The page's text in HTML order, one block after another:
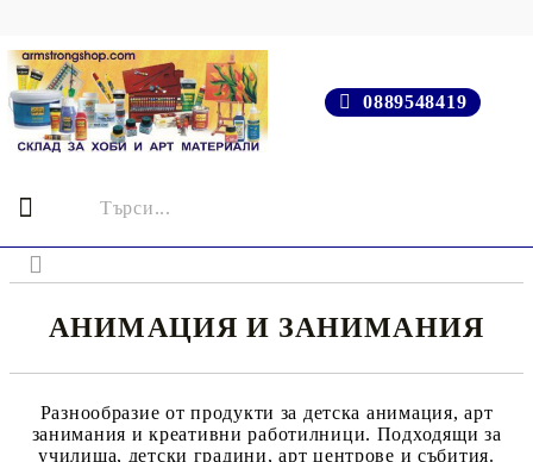
0889548419
АНИМАЦИЯ И ЗАНИМАНИЯ
Разнообразие от продукти за детска анимация, арт
занимания и креативни работилници. Подходящи за
училища, детски градини, арт центрове и събития.